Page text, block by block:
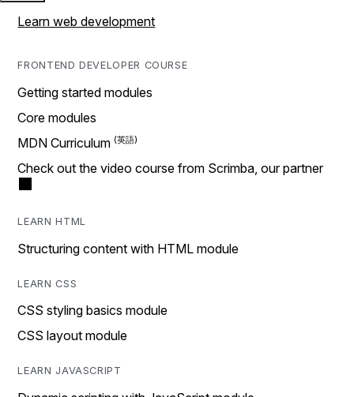
Learn web development
FRONTEND DEVELOPER COURSE
Getting started modules
Core modules
MDN Curriculum
Check out the video course from Scrimba, our partner
LEARN HTML
Structuring content with HTML module
LEARN CSS
CSS styling basics module
CSS layout module
LEARN JAVASCRIPT